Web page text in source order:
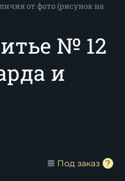
от фото (рисунок на
№ 12
и
Под заказ